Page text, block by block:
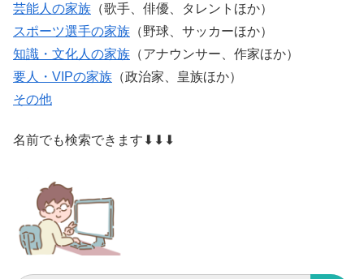
芸能人の家族 （歌手、俳優、タレントほか）
スポーツ選手の家族 （野球、サッカーほか）
知識・文化人の家族 （アナウンサー、作家ほか）
要人・VIPの家族 （政治家、皇族ほか）
その他
名前でも検索できます⬇⬇⬇